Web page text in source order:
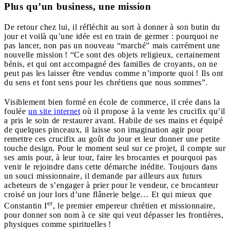
Plus qu’un business, une mission
De retour chez lui, il réfléchit au sort à donner à son butin du
jour et voilà qu’une idée est en train de germer : pourquoi ne
pas lancer, non pas un nouveau “marché” mais carrément une
nouvelle mission ! “Ce sont des objets religieux, certainement
bénis, et qui ont accompagné des familles de croyants, on ne
peut pas les laisser être vendus comme n’importe quoi ! Ils ont
du sens et font sens pour les chrétiens que nous sommes”.
Visiblement bien formé en école de commerce, il crée dans la
foulée un site internet où il propose à la vente les crucifix qu’il
a pris le soin de restaurer avant. Habile de ses mains et équipé
de quelques pinceaux, il laisse son imagination agir pour
remettre ces crucifix au goût du jour et leur donner une petite
touche design. Pour le moment seul sur ce projet, il compte sur
ses amis pour, à leur tour, faire les brocantes et pourquoi pas
venir le rejoindre dans cette démarche inédite. Toujours dans
un souci missionnaire, il demande par ailleurs aux futurs
acheteurs de s’engager à prier pour le vendeur, ce brocanteur
croisé un jour lors d’une flânerie belge… Et qui mieux que
Constantin Ier, le premier empereur chrétien et missionnaire,
pour donner son nom à ce site qui veut dépasser les frontières,
physiques comme spirituelles !